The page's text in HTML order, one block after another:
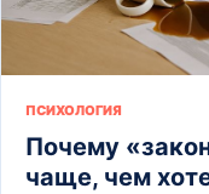
ПСИХОЛОГИЯ
Почему
чаще, чем